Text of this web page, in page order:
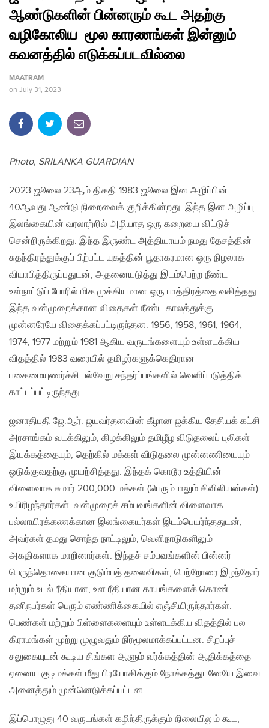
ஆண்டுகளின் பின்னரும் கூட அதற்கு
வழிகோலிய மூல காரணங்கள் இன்னும்
கவனத்தில் எடுக்கப்படவில்லை
MAATRAM
on July 31, 2023
Photo, SRILANKA GUARDIAN
2023 ஜூலை 23ஆம் திகதி 1983 ஜூலை இன அழிப்பின்
40ஆவது ஆண்டு நிறைவைக் குறிக்கின்றது. இந்த இன அழிப்பு
இலங்கையின் வரலாற்றில் அழியாத ஒரு கறையை விட்டுச்
சென்றிருக்கிறது. இந்த இருண்ட அத்தியாயம் நமது தேசத்தின்
சுதந்திரத்துக்குப் பிற்பட்ட யுகத்தின் பூதாகரமான ஒரு நிழலாக
வியாபித்திருப்பதுடன், அதனையடுத்து இடம்பெற்ற நீண்ட
உள்நாட்டுப் போரில் மிக முக்கியமான ஒரு பாத்திரத்தை வகித்தது.
இந்த வன்முறைக்கான விதைகள் நீண்ட காலத்துக்கு
முன்னரேயே விதைக்கப்பட்டிருந்தன. 1956, 1958, 1961, 1964,
1974, 1977 மற்றும் 1981 ஆகிய வருடங்களையும் உள்ளடக்கிய
விதத்தில் 1983 வரையில் தமிழர்களுக்கெதிரான
பகைமையுணர்ச்சி பல்வேறு சந்தர்ப்பங்களில் வெளிப்படுத்திக்
காட்டப்பட்டிருந்தது.
ஜனாதிபதி ஜே.ஆர். ஜயவர்தனவின் கீழான ஐக்கிய தேசியக் கட்சி
அரசாங்கம் வடக்கிலும், கிழக்கிலும் தமிழீழ விடுதலைப் புலிகள்
இயக்கத்தையும், தெற்கில் மக்கள் விடுதலை முன்னணியையும்
ஒடுக்குவதற்கு முயற்சித்தது. இந்தக் கொடூர உத்தியின்
விளைவாக சுமார் 200,000 மக்கள் (பெரும்பாலும் சிவிலியன்கள்)
உயிரிழந்தார்கள். வன்முறைச் சம்பவங்களின் விளைவாக
பல்லாயிரக்கணக்கான இலங்கையர்கள் இடம்பெயர்ந்ததுடன்,
அவர்கள் தமது சொந்த நாட்டிலும், வெளிநாடுகளிலும்
அகதிகளாக மாறினார்கள். இந்தச் சம்பவங்களின் பின்னர்
பெருந்தொகையான குடும்பத் தலைவிகள், பெற்றோரை இழந்தோர்
மற்றும் உடல் ரீதியான, உள ரீதியான காயங்களைக் கொண்ட
தனிநபர்கள் பெரும் எண்ணிக்கையில் எஞ்சியிருந்தார்கள்.
பெண்கள் மற்றும் பிள்ளைகளையும் உள்ளடக்கிய விதத்தில் பல
கிராமங்கள் முற்று முழுவதும் நிர்மூலமாக்கப்பட்டன. சிறப்புச்
சலுகையுடன் கூடிய சிங்கள ஆளும் வர்க்கத்தின் ஆதிக்கத்தை
ஏனைய குடிமக்கள் மீது பிரயோகிக்கும் நோக்கத்துடனேயே இவை
அனைத்தும் முன்னெடுக்கப்பட்டன.
இப்பொழுது 40 வருடங்கள் கழிந்திருக்கும் நிலையிலும் கூட,